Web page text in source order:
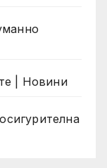
| Новини